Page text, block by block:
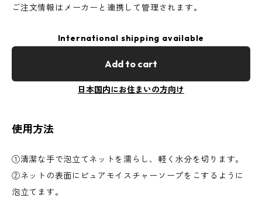
ご注文情報はメーカーと連携して管理されます。
International shipping available
Add to cart
日本国内にお住まいの方向け
使用方法
①清潔な手で泡立てネットを濡らし、軽く水分を切ります。
②ネットの表面にピュアモイスチャーソープをこするように
泡立てます。